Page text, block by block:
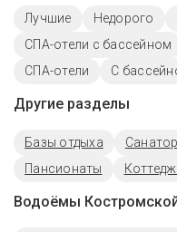
Лучшие Недорого
СПА-отели с бассейном
СПА-отели
С
Другие разделы
Базы отдыха
Пансионаты
Водоёмы